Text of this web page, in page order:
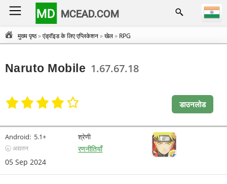
MD MCEAD.COM
मुख्य पृष्ठ»एंड्रॉइड के लिए एप्लिकेशन»खेल» RPG
Naruto Mobile 1.67.67.18
डाउनलोड
Android: 5.1+
🕣 अद्यतन
05 Sep 2024
श्रेणी
रणनीतियाँ